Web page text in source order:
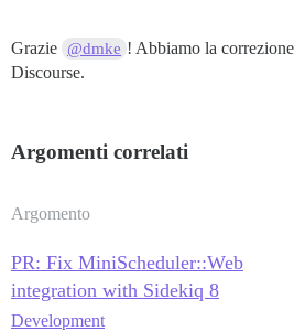
Grazie @dmke ! Abbiamo la
Discourse.
Argomenti correlati
Argomento
PR: Fix MiniScheduler::Web
integration with Sidekiq 8
Development